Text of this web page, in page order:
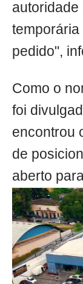
autoridade
temporária
pedido",
Como o
foi
encontrou
de
aberto